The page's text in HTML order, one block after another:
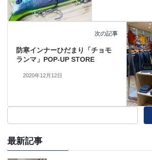
次の記事
防寒インナーひだまり「チョモ
ランマ」POP-UP STORE
2020年12月12日
最新記事